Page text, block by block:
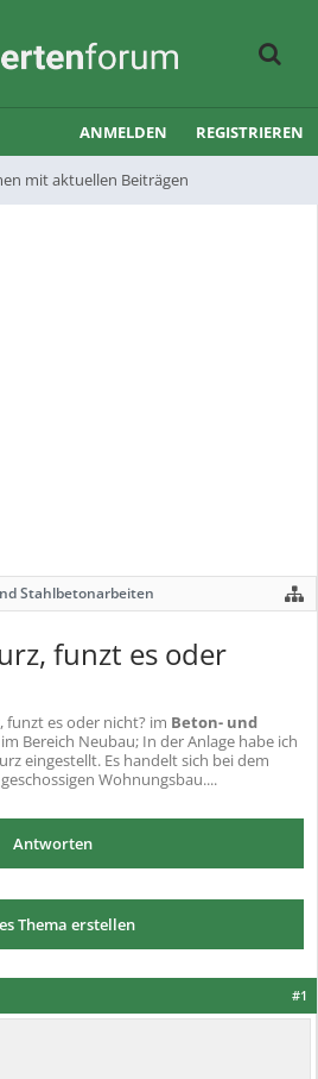
mit aktuellen Beiträgen
ANMELDEN REGISTRIEREN
Stahlbetonarbeiten
funzt es oder
funzt es oder nicht? im Beton- und
Bereich Neubau; In der Anlage habe ich
eingestellt. Es handelt sich bei dem
Wohnungsbau....
Antworten
Thema erstellen
#1